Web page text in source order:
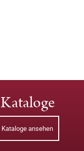
Kataloge
Kataloge ansehen